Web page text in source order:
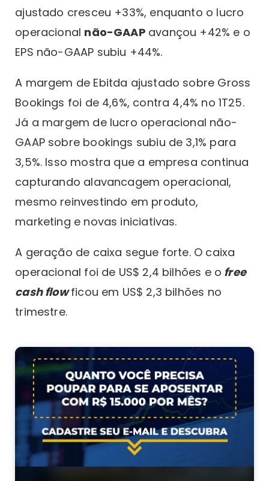
ajustado cresceu +33%, enquanto o lucro
operacional não-GAAP avançou +42% e o
EPS não-GAAP subiu +44%.
A margem de Ebitda ajustado sobre Gross
Bookings foi de 4,6%, contra 4,4% no 1T25.
Já a margem de lucro operacional não-
GAAP sobre bookings subiu de 3,1% para
3,5%. Isso mostra que a empresa continua
capturando alavancagem operacional,
mesmo reinvestindo em produto,
marketing e novas iniciativas.
A geração de caixa segue forte. O caixa
operacional foi de US$ 2,4 bilhões e o free
cash flowficou em US$ 2,3 bilhões no
trimestre.